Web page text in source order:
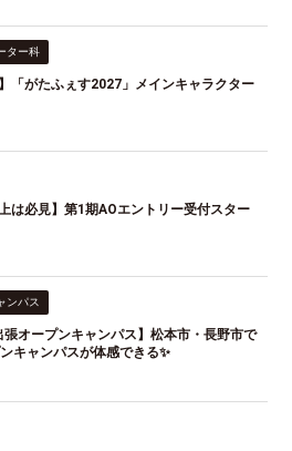
ター科
】「がたふぇす2027」メインキャラクター
上は必見】第1期AOエントリー受付スター
ンパス
張オープンキャンパス】松本市・長野市で
キャンパスが体感できる✨